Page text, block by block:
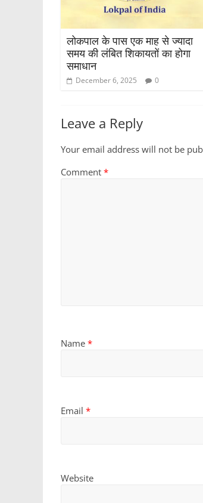
लोकपाल के पास एक माह से ज्यादा
समय की लंबित शिकायतों का होगा
समाधान
December 6, 2025 0
Leave a Reply
Your email address will not be
Comment *
Name *
Email *
Website